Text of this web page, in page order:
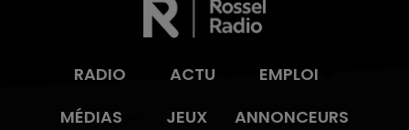
RADIO ACTU
EMPLOI
MÉDIAS
JEUX ANNONCEURS